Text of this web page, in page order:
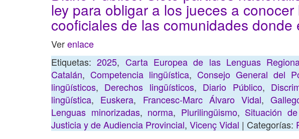
ley para obligar a los jueces a
cooficiales de las comunidades donde
Verenlace
Etiquetas:2025, Carta Europea de las Lenguas
Catalán, Competencia lingüística, Consejo General del
lingüísticos, Derechos lingüísticos, Diario Público,
lingüística, Euskera, Francesc-Marc Álvaro Vidal,
Lenguas minorizadas, norma, Plurilingüismo, Situación
Justicia y de Audiencia Provincial, Vicenç Vidal | Categorías: